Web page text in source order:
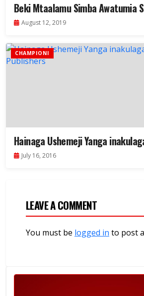
Beki Mtaalamu Simba Awatumia
August 12, 2019
CHAMPIONI
Hainaga Ushemeji Yanga
July 16, 2016
LEAVE A COMMENT
You must be logged in to post